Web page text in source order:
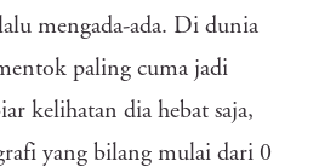
mengada-ada. Di dunia
paling cuma jadi
kelihatan dia hebat saja,
yang bilang mulai dari 0